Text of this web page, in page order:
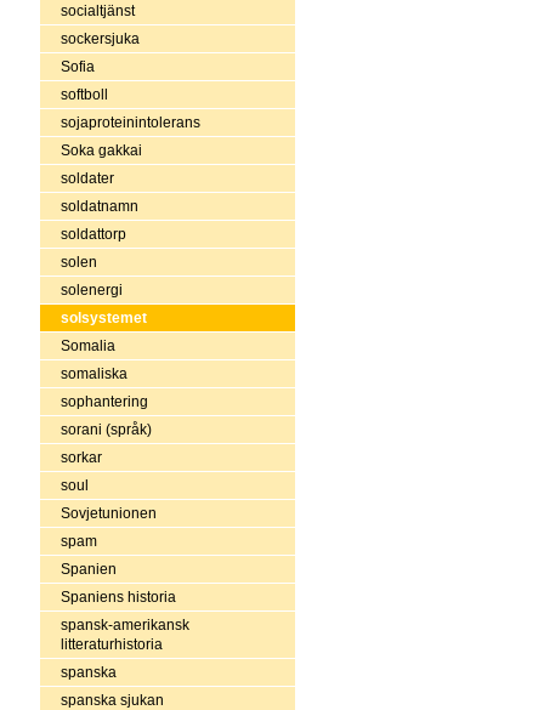
socialtjänst
sockersjuka
Sofia
softboll
sojaproteinintolerans
Soka gakkai
soldater
soldatnamn
soldattorp
solen
solenergi
solsystemet
Somalia
somaliska
sophantering
sorani (språk)
sorkar
soul
Sovjetunionen
spam
Spanien
Spaniens historia
spansk-amerikansk
litteraturhistoria
spanska
spanska sjukan